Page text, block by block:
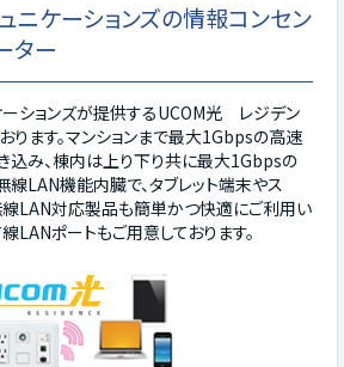
ニケーションズの情報コンセン
ター
ーションズが提供するUCOM光 レジデン
ります。マンションまで最大1Gbpsの高速
込み、棟内は上り下り共に最大1Gbpsの
線LAN機能内臓で、タブレット端末やス
線LAN対応製品も簡単かつ快適にご利用い
LANポートもご用意しております。